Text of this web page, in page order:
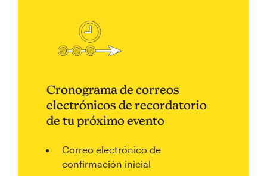
Cronograma de correos
electrónicos de recordatorio
de tu próximo evento
Correo electrónico de
confirmación inicial